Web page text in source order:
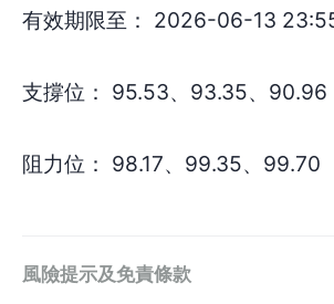
有效期限至： 2026-06-13
支撐位： 95.53、93.35、90.96
阻力位： 98.17、99.35、99.70
風險提示及免責條款